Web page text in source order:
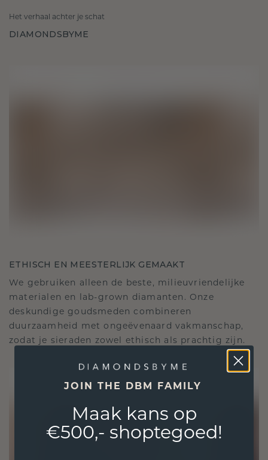
Het verhaal achter je schat
DIAMONDSBYME
ETHISCH EN MEESTERLIJK GEMAAKT
We gebruiken alleen de beste, milieuvriendelijke
materialen en lab-grown diamanten. Onze
deskundige goudsmeden combineren
duurzaamheid met ongeëvenaard vakmanschap,
zodat je sieraden zowel ethisch als prachtig zijn.
JOIN THE DBM FAMILY
Maak kans op
€500,- shoptegoed!